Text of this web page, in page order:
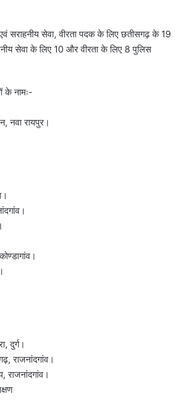
सराहनीय सेवा, वीरता पदक के लिए छतीसगढ़ के 19
सेवा के लिए 10 और वीरता के लिए 8 पुलिस
के नामः-
नवा रायपुर।
दुर्ग।
राजनांदगांव।
राजनांदगांव।